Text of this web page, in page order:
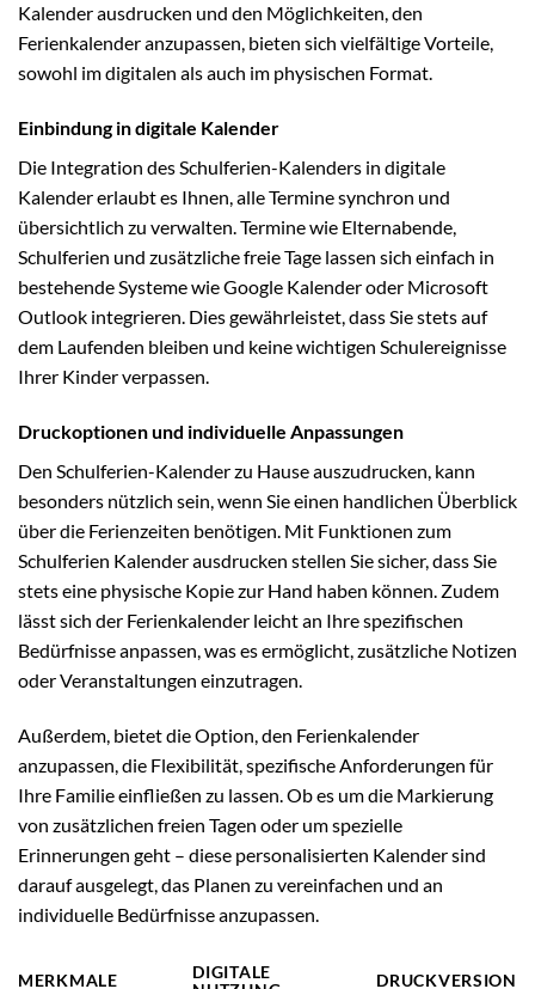
Kalender ausdrucken und den Möglichkeiten, den
Ferienkalender anzupassen, bieten sich vielfältige Vorteile,
sowohl im digitalen als auch im physischen Format.
Einbindung in digitale Kalender
Die Integration des Schulferien-Kalenders in digitale
Kalender erlaubt es Ihnen, alle Termine synchron und
übersichtlich zu verwalten. Termine wie Elternabende,
Schulferien und zusätzliche freie Tage lassen sich einfach in
bestehende Systeme wie Google Kalender oder Microsoft
Outlook integrieren. Dies gewährleistet, dass Sie stets auf
dem Laufenden bleiben und keine wichtigen Schulereignisse
Ihrer Kinder verpassen.
Druckoptionen und individuelle Anpassungen
Den Schulferien-Kalender zu Hause auszudrucken, kann
besonders nützlich sein, wenn Sie einen handlichen Überblick
über die Ferienzeiten benötigen. Mit Funktionen zum
Schulferien Kalender ausdrucken stellen Sie sicher, dass Sie
stets eine physische Kopie zur Hand haben können. Zudem
lässt sich der Ferienkalender leicht an Ihre spezifischen
Bedürfnisse anpassen, was es ermöglicht, zusätzliche Notizen
oder Veranstaltungen einzutragen.
Außerdem, bietet die Option, den Ferienkalender
anzupassen, die Flexibilität, spezifische Anforderungen für
Ihre Familie einfließen zu lassen. Ob es um die Markierung
von zusätzlichen freien Tagen oder um spezielle
Erinnerungen geht – diese personalisierten Kalender sind
darauf ausgelegt, das Planen zu vereinfachen und an
individuelle Bedürfnisse anzupassen.
MERKMALE
DIGITALE
DRUCKVERSION